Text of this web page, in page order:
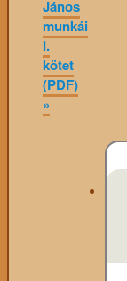
János
munkái
I.
kötet
(PDF)
»